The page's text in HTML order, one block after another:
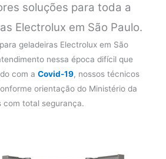
soluções para toda a
Electrolux em São Paulo.
geladeiras Electrolux em São
nessa época difícil que
com aCovid-19, nossos técnicos
orientação do Ministério da
com total segurança.